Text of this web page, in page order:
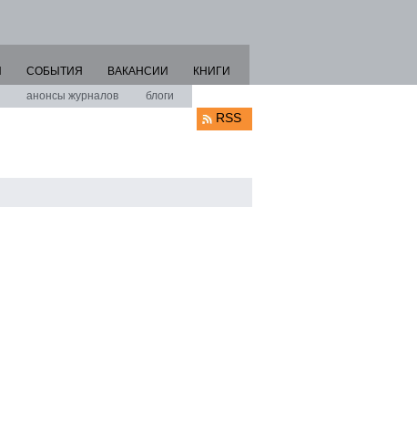
анонсы журналов блоги
СОБЫТИЯ ВАКАНСИИ КНИГИ
RSS